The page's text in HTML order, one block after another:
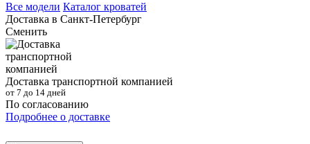
Все модели Каталог кроватей
Доставка в Санкт-Петербург
Сменить
Доставка транспортной компанией
от 7 до 14 дней
По согласованию
Подробнее о доставке